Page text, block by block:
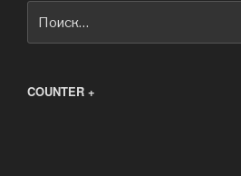
COUNTER +